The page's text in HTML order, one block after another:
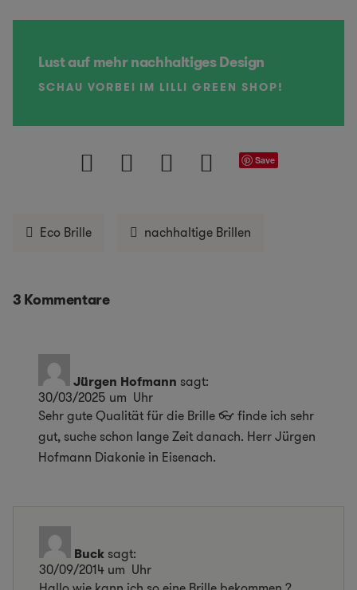
Lust auf mehr nachhaltiges Design
SCHAU VORBEI IM LILLI GREEN SHOP!
Save
Eco Brille nachhaltige Brillen
3 Kommentare
Jürgen Hofmann sagt:
30/03/2025 um Uhr
Sehr gute Qualität für die Brille 👓 finde ich sehr
gut, suche schon lange Zeit danach. Herr Jürgen
Hofmann Diakonie in Eisenach.
Bucksagt:
30/09/2014 um Uhr